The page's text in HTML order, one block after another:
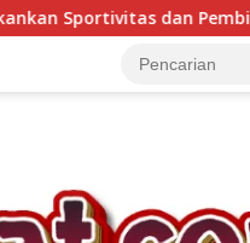
Warga Binaan.